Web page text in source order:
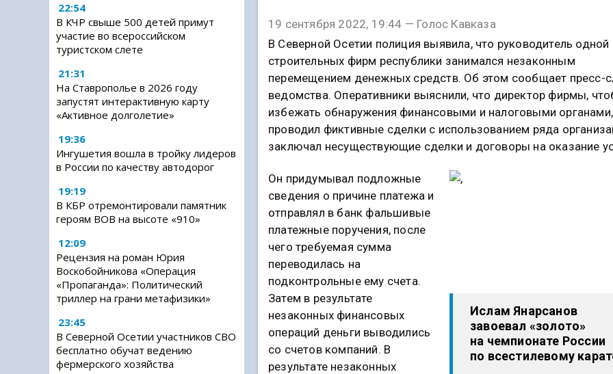
22:54
В КЧР свыше 500 детей примут
участие во всероссийском
туристском слете
21:31
На Ставрополье в 2026 году
запустят интерактивную карту
«Активное долголетие»
19:36
Ингушетия вошла в тройку лидеров
в России по качеству автодорог
19:19
В КБР отремонтировали памятник
героям ВОВ на высоте «910»
12:09
Рецензия на роман Юрия
Воскобойникова «Операция
«Пропаганда»: Политический
триллер на грани метафизики»
23:45
В Северной Осетии участников СВО
бесплатно обучат ведению
фермерского хозяйства
19 сентября 2022, 19:44 — Голос Кавказа
В Северной Осетии полиция выявила, что руководитель одной
строительных фирм республики занимался незаконным
перемещением денежных средств. Об этом сообщает пресс-
ведомства. Оперативники выяснили, что директор фирмы,
избежать обнаружения финансовыми и налоговыми органами,
проводил фиктивные сделки с использованием ряда
заключал несуществующие сделки и договоры на оказание
Ислам Янарсанов
завоевал «золото»
на чемпионате России
по всестилевому
Он придумывал подложные
сведения о причине платежа и
отправлял в банк фальшивые
платежные поручения, после
чего требуемая сумма
переводилась на
подконтрольные ему счета.
Затем в результате
незаконных финансовых
операций деньги выводились
со счетов компаний. В
результате незаконных